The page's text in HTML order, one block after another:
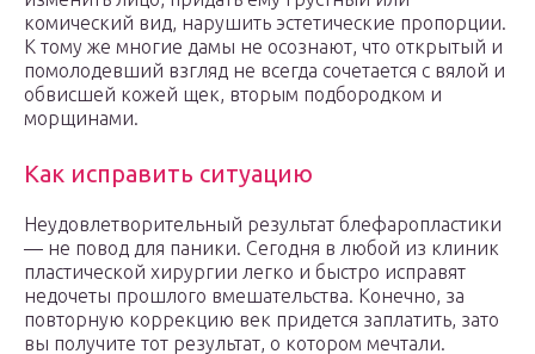
комический вид, нарушить эстетические пропорции.
К тому же многие дамы не осознают, что открытый и
помолодевший взгляд не всегда сочетается с вялой и
обвисшей кожей щек, вторым подбородком и
морщинами.
Как исправить ситуацию
Неудовлетворительный результат блефаропластики
— не повод для паники. Сегодня в любой из клиник
пластической хирургии легко и быстро исправят
недочеты прошлого вмешательства. Конечно, за
повторную коррекцию век придется заплатить, зато
вы получите тот результат, о котором мечтали.